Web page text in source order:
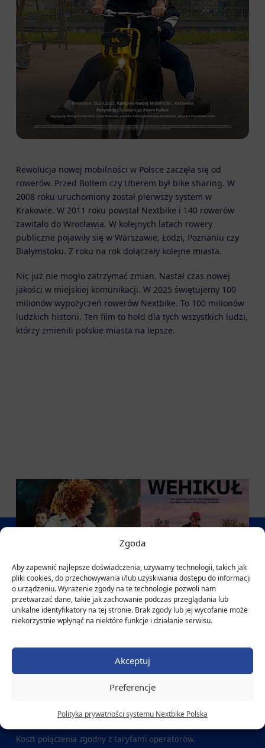
Zgoda
Aby zapewnić najlepsze doświadczenia, używamy technologii, takich jak
pliki cookies, do przechowywania i/lub uzyskiwania dostępu do informacji
o urządzeniu. Wyrażenie zgody na te technologie pozwoli nam
przetwarzać dane, takie jak zachowanie podczas przeglądania lub
unikalne identyfikatory na tej stronie. Brak zgody lub jej wycofanie może
niekorzystnie wpłynąć na niektóre funkcje i działanie serwisu.
Akceptuj
Preferencje
Polityka prywatności systemu Nextbike Polska
Rewolucja nowej mobilności w Polsce zaczęła się od
rowerów. Przed Boltem czy Uberem był bike sharing. W
2008 roku uruchomiony został pierwszy system w
Krakowie. W 2011 roku powstał Nextbike i 140 rowerów
zawitało do Wrocławia. W kolejnych latach rowery
publiczne pojawiły się w Warszawie, Łodzi, Poznaniu czy
Białymstoku. Z roku na rok dołączały kolejne miasta.
Nic już nie mogło zatrzymać zmian. Nastał czas nowej
jakości w miejskiej komunikacji. W 2025 świętujemy 100
milionów wypożyczeń rowerów Nextbike. To 100 milionów
ludzkich historii. Ten film to hołd dla tych wszystkich ludzi,
którzy zmienili polskie miasta na lepsze.
Biuro Obsługi Klienta
tel.:+48 22 382 13 12
e-mail:info@nextbike.pl
Skorzystaj z prostej bezpłatnej
aplikacji internetowej:
+48 22 244 13 13
Koszt połączenia zgodny z taryfami operatorów.